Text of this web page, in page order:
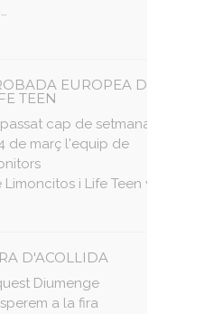
EUROPEA DE
TEEN
cap de setmana, 2-
de març l'equip de
Limoncitos i Life Teen vam…
D'ACOLLIDA
Diumenge
a la fira